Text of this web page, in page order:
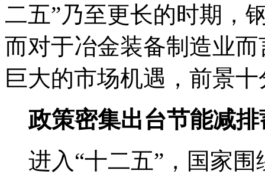
二五”乃至更长的时期，
而对于冶金装备制造业
巨大的市场机遇，前景
政策密集出台节能减排
进入“十二五”，国家围